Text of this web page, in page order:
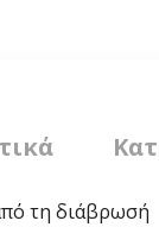
τη διάβρωσή